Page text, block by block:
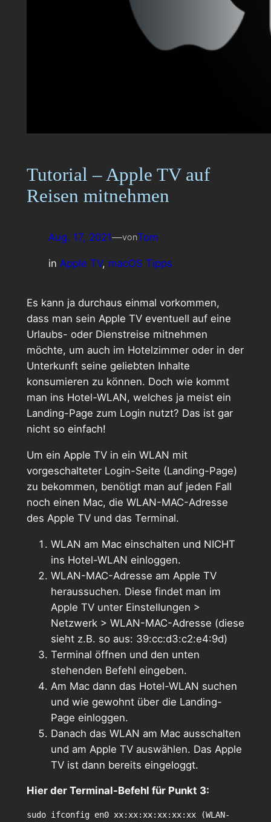
Tutorial – Apple TV auf
Reisen mitnehmen
Aug. 17, 2021—vonTom
in Apple TV, macOS Tipps
Es kann ja durchaus einmal vorkommen,
dass man sein Apple TV eventuell auf eine
Urlaubs- oder Dienstreise mitnehmen
möchte, um auch im Hotelzimmer oder in der
Unterkunft seine geliebten Inhalte
konsumieren zu können. Doch wie kommt
man ins Hotel-WLAN, welches ja meist ein
Landing-Page zum Login nutzt? Das ist gar
nicht so einfach!
Um ein Apple TV in ein WLAN mit
vorgeschalteter Login-Seite (Landing-Page)
zu bekommen, benötigt man auf jeden Fall
noch einen Mac, die WLAN-MAC-Adresse
des Apple TV und das Terminal.
WLAN am Mac einschalten und NICHT
ins Hotel-WLAN einloggen.
WLAN-MAC-Adresse am Apple TV
heraussuchen. Diese findet man im
Apple TV unter Einstellungen >
Netzwerk > WLAN-MAC-Adresse (diese
sieht z.B. so aus: 39:cc:d3:c2:e4:9d)
Terminal öffnen und den unten
stehenden Befehl eingeben.
Am Mac dann das Hotel-WLAN suchen
und wie gewohnt über die Landing-
Page einloggen.
Danach das WLAN am Mac ausschalten
und am Apple TV auswählen. Das Apple
TV ist dann bereits eingeloggt.
Hier der Terminal-Befehl für Punkt 3:
sudo ifconfig en0 xx:xx:xx:xx:xx:xx (WLAN-